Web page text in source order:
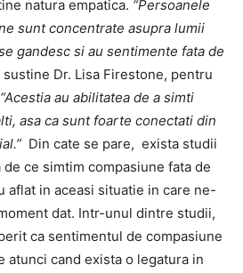
natura empatica. “Persoanele
sunt concentrate asupra lumii
gandesc si au sentimente fata de
sustine Dr. Lisa Firestone, pentru
“Acestia au abilitatea de a simti
asa ca sunt foarte conectati din
Din cate se pare, exista studii
ce simtim compasiune fata de
aflat in aceasi situatie in care ne-
dat. Intr-unul dintre studii,
ca sentimentul de compasiune
atunci cand exista o legatura in